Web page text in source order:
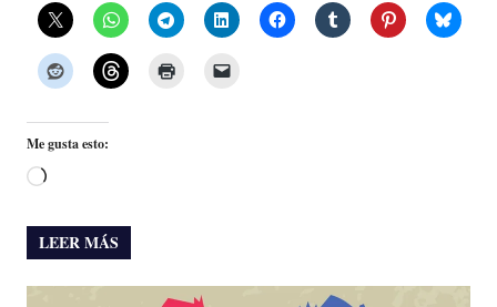
Me gusta esto:
Cargando...
LEER MÁS